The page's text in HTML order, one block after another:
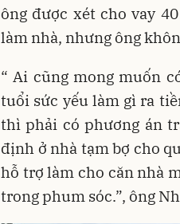
ông được xét cho vay
làm nhà, nhưng ông
“ Ai cũng mong muốn
tuổi sức yếu làm gì ra
thì phải có phương án
định ở nhà tạm bợ cho
hỗ trợ làm cho căn nhà
trong phum sóc.”, ông